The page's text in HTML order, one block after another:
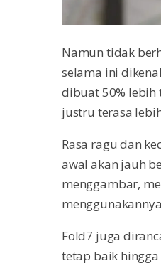
Namun tidak
selama ini
dibuat 50% lebih
justru terasa
Rasa ragu dan
awal akan jauh
menggambar,
Fold7 juga
tetap baik hingga